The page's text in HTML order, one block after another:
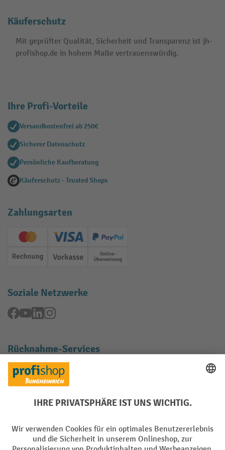
Käuferschutz
Mit geprüfter Qualität, Sicherheit und Transparenz ist jh-
profishop.de in hohem Maße vertrauenswürdig.
Ihre Profi-Vorteile
Versandkostenfrei ab 250€
Sicherer Datenschutz
Persönliche Kaufberatung
Käuferschutz - Trusted Shops
Zahlungsarten
Creditcard (Master)Creditcard (Visa)
PayPal
Rechnung Vorkasse Online-Überweisung
Soziale Netzwerke
Facebook
YouTubeLinkedInInstagram
Rücknahme-Services
Elektrogeräte Rückname
Batterie Rückname